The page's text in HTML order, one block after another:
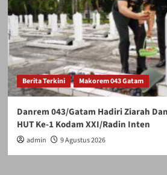
Berita Terkini Makorem 043 Gatam
Danrem 043/Gatam Hadiri Ziarah
HUT Ke-1 Kodam XXI/Radin Inten
admin 9 Agustus 2026